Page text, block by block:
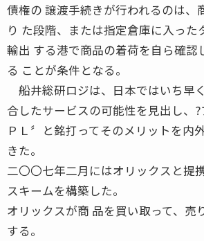
債権の 譲渡手続きが行われるのは、
り た段階、または指定倉庫に入った
輸出 する港で商品の着荷を自ら確認
る ことが条件となる。
船井総研ロジは、日本ではいち早
合したサービスの可能性を見出し、?
ＰＬ〞と銘打ってそのメリットを内
きた。
二〇〇七年二月にはオリックスと提
スキームを構築した。
オリックスが商 品を買い取って、売
する。